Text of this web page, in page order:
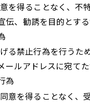
を得ることなく、不
伝、勧誘を目的とす
る禁止行為を行うた
ールアドレスに宛て
為
意を得ることなく、